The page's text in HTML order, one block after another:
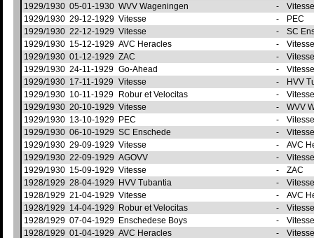
1929/1930 05-01-1930 WVV Wageningen -
1929/1930 29-12-1929 Vitesse -
PEC
1929/1930 22-12-1929 Vitesse -
SC
1929/1930 15-12-1929 AVC Heracles -
1929/1930 01-12-1929 ZAC -
1929/1930 24-11-1929 Go-Ahead -
1929/1930 17-11-1929 Vitesse -
HVV
1929/1930 10-11-1929 Robur et Velocitas -
1929/1930 20-10-1929 Vitesse -
WVV
1929/1930 13-10-1929 PEC -
1929/1930 06-10-1929 SC Enschede -
1929/1930 29-09-1929 Vitesse -
AVC
1929/1930 22-09-1929 AGOVV -
1929/1930 15-09-1929 Vitesse -
ZAC
1928/1929 28-04-1929 HVV Tubantia -
1928/1929 21-04-1929 Vitesse -
AVC
1928/1929 14-04-1929 Robur et Velocitas -
1928/1929 07-04-1929 Enschedese Boys -
1928/1929 01-04-1929 AVC Heracles -